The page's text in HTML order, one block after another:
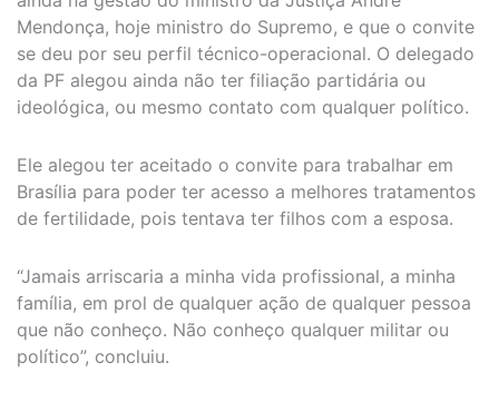
Mendonça, hoje ministro do Supremo, e que o convite
se deu por seu perfil técnico-operacional. O delegado
da PF alegou ainda não ter filiação partidária ou
ideológica, ou mesmo contato com qualquer político.
Ele alegou ter aceitado o convite para trabalhar em
Brasília para poder ter acesso a melhores tratamentos
de fertilidade, pois tentava ter filhos com a esposa.
“Jamais arriscaria a minha vida profissional, a minha
família, em prol de qualquer ação de qualquer pessoa
que não conheço. Não conheço qualquer militar ou
político”, concluiu.